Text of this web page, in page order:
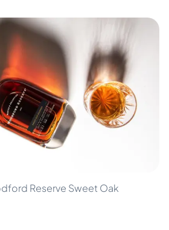
Reserve Sweet Oak